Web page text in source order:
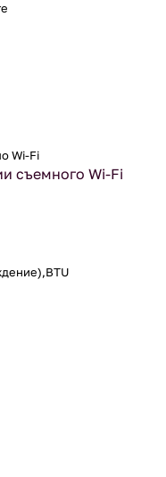
Wi-Fi
съемного Wi-Fi